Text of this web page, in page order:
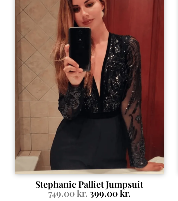
Stephanie Palliet Jumpsuit
749.00kr. 399.00kr.